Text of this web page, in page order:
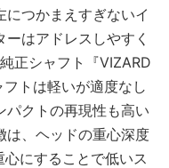
つかまえすぎないイ
はアドレスしやすく
正シャフト『VIZARD
トは軽いが適度なし
パクトの再現性も高い
は、ヘッドの重心深度
にすることで低いス